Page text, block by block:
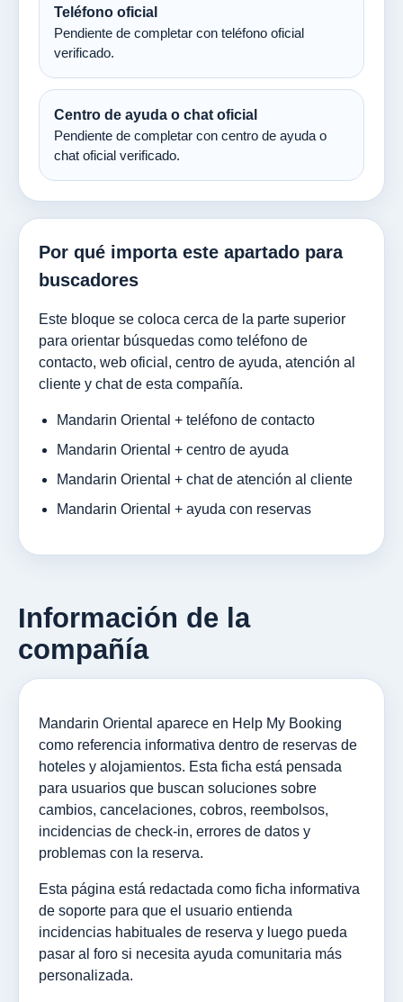
Teléfono oficial
Pendiente de completar con teléfono oficial
verificado.
Centro de ayuda o chat oficial
Pendiente de completar con centro de ayuda o
chat oficial verificado.
Por qué importa este apartado para
buscadores
Este bloque se coloca cerca de la parte superior
para orientar búsquedas como teléfono de
contacto, web oficial, centro de ayuda, atención al
cliente y chat de esta compañía.
Mandarin Oriental + teléfono de contacto
Mandarin Oriental + centro de ayuda
Mandarin Oriental + chat de atención al cliente
Mandarin Oriental + ayuda con reservas
Información de la
compañía
Mandarin Oriental aparece en Help My Booking
como referencia informativa dentro de reservas de
hoteles y alojamientos. Esta ficha está pensada
para usuarios que buscan soluciones sobre
cambios, cancelaciones, cobros, reembolsos,
incidencias de check-in, errores de datos y
problemas con la reserva.
Esta página está redactada como ficha informativa
de soporte para que el usuario entienda
incidencias habituales de reserva y luego pueda
pasar al foro si necesita ayuda comunitaria más
personalizada.